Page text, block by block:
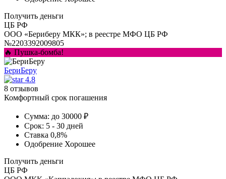
Получить деньги
ЦБ РФ
ООО «Бериберу МКК»; в реестре МФО ЦБ РФ
№2203392009805
🔥 Пушка-бомба!
БериБеру
4.8
8 отзывов
Комфортный срок погашения
Сумма: до 30000 ₽
Срок: 5 - 30 дней
Ставка 0,8%
Одобрение Хорошее
Получить деньги
ЦБ РФ